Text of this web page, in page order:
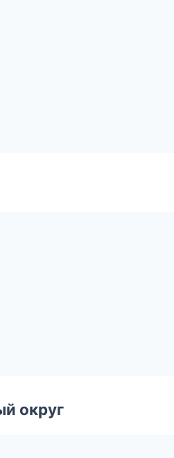
округ